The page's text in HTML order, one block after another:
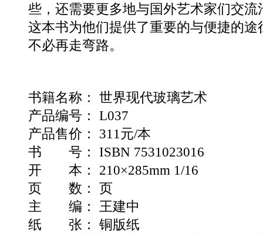
些，还需要更多地与国外艺术家们交流
这本书为他们提供了重要的与便捷的途
不必再走弯路。
书籍名称： 世界现代玻璃艺术
产品编号： L037
产品售价： 311元/本
书 号： ISBN 7531023016
开 本： 210×285mm 1/16
页 数： 页
主 编： 王建中
纸 张： 铜版纸